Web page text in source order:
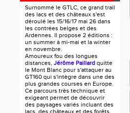
Surnommé le GTLC, ce grand trail
des lacs et des châteaux s'est
déroulé les 15/16/17 mai 26 dans
les contrées belges et des
Ardennes. Il propose 2 éditions :
un summer à mi-mai et la winter
en novembre.
Amoureux fou des longues
distances, Jérôme Paillard quitte
le Mont Blanc pour s'attaquer au
GT160 qui s'intègre dans une des
plus grandes courses en Europe.
Ce parcours très technique et
exigeant permet de découvrir
des paysages variés incluant des
lacs, des châteaux et des forêts.